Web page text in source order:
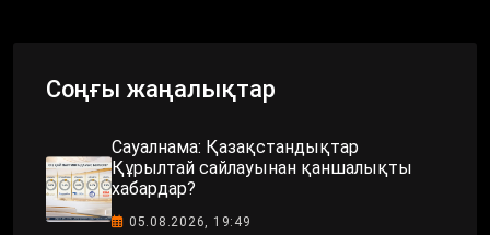
Соңғы жаңалықтар
Сауалнама: Қазақстандықтар
Құрылтай сайлауынан қаншалықты
хабардар?
05.08.2026, 19:49